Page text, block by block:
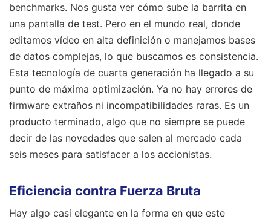
benchmarks. Nos gusta ver cómo sube la barrita en
una pantalla de test. Pero en el mundo real, donde
editamos vídeo en alta definición o manejamos bases
de datos complejas, lo que buscamos es consistencia.
Esta tecnología de cuarta generación ha llegado a su
punto de máxima optimización. Ya no hay errores de
firmware extraños ni incompatibilidades raras. Es un
producto terminado, algo que no siempre se puede
decir de las novedades que salen al mercado cada
seis meses para satisfacer a los accionistas.
Eficiencia contra Fuerza Bruta
Hay algo casi elegante en la forma en que este